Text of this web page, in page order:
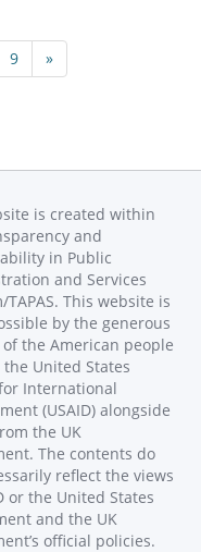
9 »
is created within
and
in Public
and Services
TAPAS. This website is
by the generous
the American people
United States
International
(USAID) alongside
the UK
The contents do
reflect the views
or the United States
and the UK
official policies.